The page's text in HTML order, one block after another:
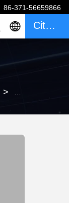
86-371-56659866
Citaat
> 10-30 T/H De